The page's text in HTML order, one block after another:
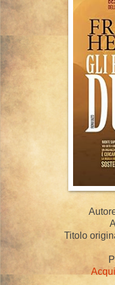
Titolo